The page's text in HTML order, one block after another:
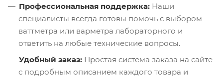
Профессиональная поддержка: Наши
специалисты всегда готовы помочь с выбором
ваттметра или варметра лабораторного и
ответить на любые технические вопросы.
Удобный заказ: Простая система заказа на сайте
с подробным описанием каждого товара и